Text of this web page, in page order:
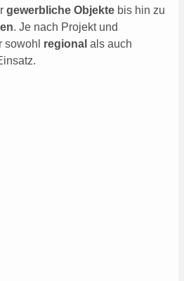
gewerbliche Objekte bis hin zu
. Je nach Projekt und
sowohl regional als auch